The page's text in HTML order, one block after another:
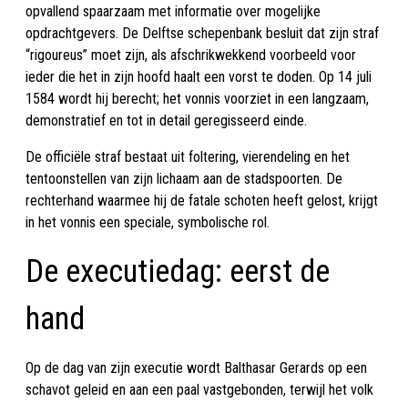
opvallend spaarzaam met informatie over mogelijke
opdrachtgevers. De Delftse schepenbank besluit dat zijn straf
“rigoureus” moet zijn, als afschrikwekkend voorbeeld voor
ieder die het in zijn hoofd haalt een vorst te doden. Op 14 juli
1584 wordt hij berecht; het vonnis voorziet in een langzaam,
demonstratief en tot in detail geregisseerd einde.
De officiële straf bestaat uit foltering, vierendeling en het
tentoonstellen van zijn lichaam aan de stadspoorten. De
rechterhand waarmee hij de fatale schoten heeft gelost, krijgt
in het vonnis een speciale, symbolische rol.
De executiedag: eerst de
hand
Op de dag van zijn executie wordt Balthasar Gerards op een
schavot geleid en aan een paal vastgebonden, terwijl het volk